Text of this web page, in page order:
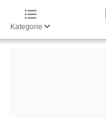
Kategorie